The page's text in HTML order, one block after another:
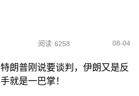
阅读 6258 08-04
特朗普刚说要谈判，伊朗又是反
手就是一巴掌！